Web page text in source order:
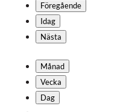
Föregående
Idag
Nästa
Månad
Vecka
Dag